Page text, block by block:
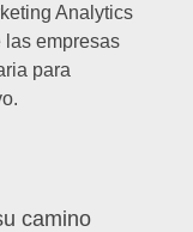
Analytics
las empresas
para
camino